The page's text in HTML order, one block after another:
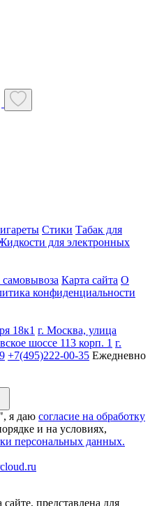
Стики Табак для
для электронных
Карта сайта О
конфиденциальности
18к1 г. Москва, улица
шоссе 113 корп. 1 г.
+7(495)222-00-35 Ежедневно
я даю согласие на обработку
и на условиях,
персональных данных.
представлена для